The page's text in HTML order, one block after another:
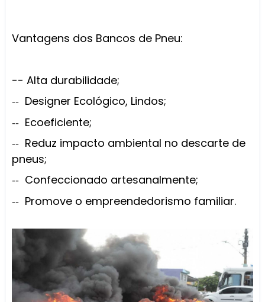
Vantagens dos Bancos de Pneu:
-- Alta durabilidade;
-- Designer Ecológico, Lindos;
-- Ecoeficiente;
-- Reduz impacto ambiental no descarte de
pneus;
-- Confeccionado artesanalmente;
-- Promove o empreendedorismo familiar.